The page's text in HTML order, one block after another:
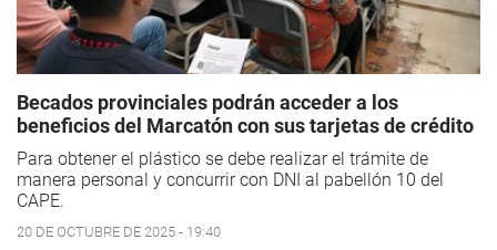
Becados provinciales podrán acceder a los
beneficios del Marcatón con sus tarjetas de crédito
Para obtener el plástico se debe realizar el trámite de
manera personal y concurrir con DNI al pabellón 10 del
CAPE.
20 DE OCTUBRE DE 2025 - 19:40